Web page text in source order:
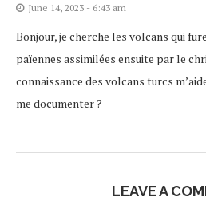
June 14, 2023 - 6:43 am
Bonjour, je cherche les volcans qui
païennes assimilées ensuite par le
connaissance des volcans turcs
me documenter ?
LEAVE A